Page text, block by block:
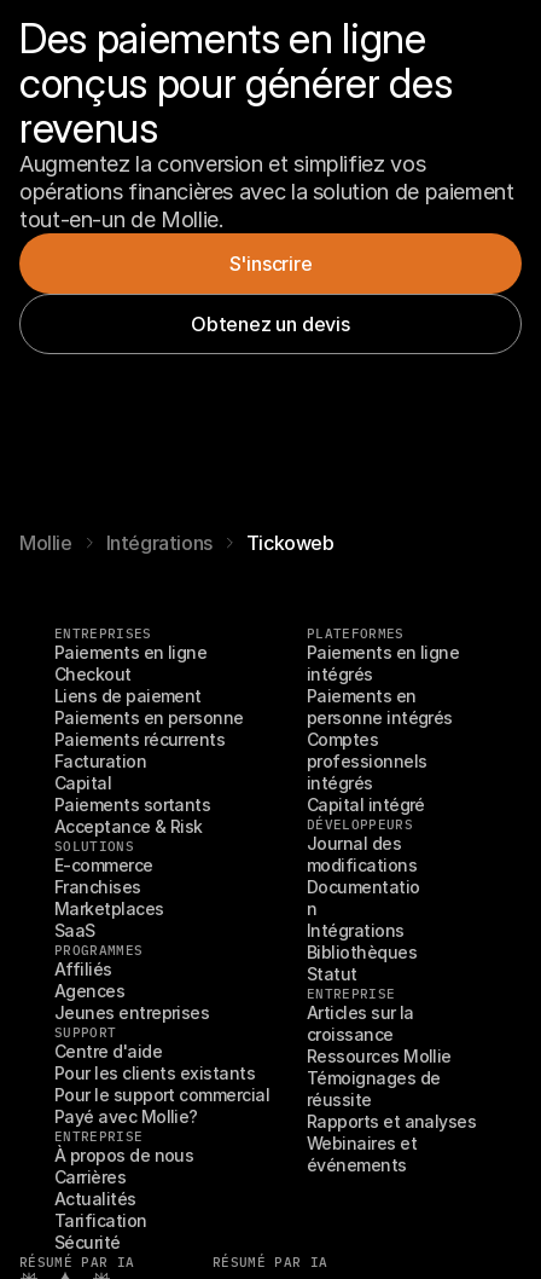
Des paiements en ligne
conçus pour générer des
revenus
Augmentez la conversion et simplifiez vos
opérations financières avec la solution de paiement
tout-en-un de Mollie.
S'inscrire
Obtenez un devis
Mollie Intégrations Tickoweb
ENTREPRISES
Paiements en ligne
Checkout
Liens de paiement
Paiements en personne
Paiements récurrents
Facturation
Capital
Paiements sortants
Acceptance & Risk
SOLUTIONS
E-commerce
Franchises
Marketplaces
SaaS
PROGRAMMES
Affiliés
Agences
Jeunes entreprises
SUPPORT
Centre d'aide
Pour les clients existants
Pour le support commercial
Payé avec Mollie?
ENTREPRISE
À propos de nous
Carrières
Actualités
Tarification
Sécurité
PLATEFORMES
Paiements en ligne
intégrés
Paiements en
personne intégrés
Comptes
professionnels
intégrés
Capital intégré
DÉVELOPPEURS
Journal des
modifications
Documentatio
n
Intégrations
Bibliothèques
Statut
ENTREPRISE
Articles sur la
croissance
Ressources Mollie
Témoignages de
réussite
Rapports et analyses
Webinaires et
événements
RÉSUMÉ PAR IA RÉSUMÉ PAR IA